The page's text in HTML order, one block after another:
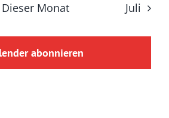
Dieser Monat Juli
abonnieren